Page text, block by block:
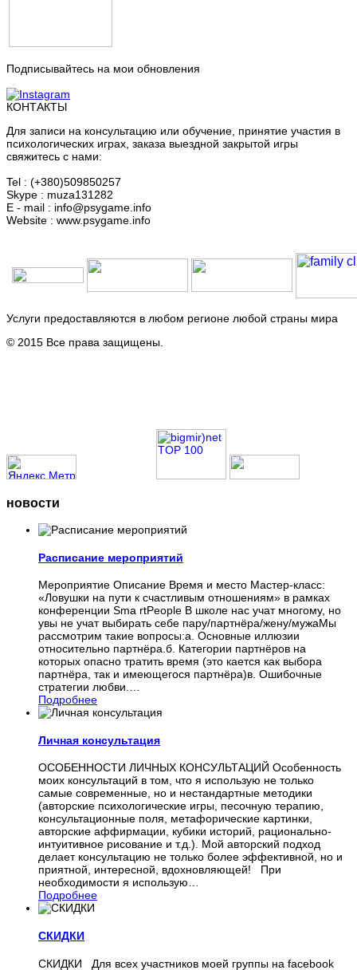
Подписывайтесь на мои обновления
КОНТАКТЫ
Для записи на консультацию или обучение, принятие участия в
психологических играх, заказа выездной закрытой игры
свяжитесь с нами:
Tel : (+380)509850257
Skype : muza131282
E - mail : info@psygame.info
Website : www.psygame.info
Услуги предоставляются в любом регионе любой страны мира
© 2015 Все права защищены.
новости
Расписание мероприятий
Мероприятие Описание Время и место Мастер-класс:
«Ловушки на пути к счастливым отношениям» в рамках
конференции Sma rtPeople В школе нас учат многому, но
увы не учат выбирать себе пару/партнёра/жену/мужаМы
рассмотрим такие вопросы:а. Основные иллюзии
относительно партнёра.б. Категории партнёров на
которых опасно тратить время (это кается как выбора
партнёра, так и имеющегося партнёра)в. Ошибочные
стратегии любви.…
Подробнее
Личная консультация
ОСОБЕННОСТИ ЛИЧНЫХ КОНСУЛЬТАЦИЙ Особенность
моих консультаций в том, что я использую не только
самые современные, но и нестандартные методики
(авторские психологические игры, песочную терапию,
консультационные поля, метафорические картинки,
авторские аффирмации, кубики историй, рационально-
интуитивное рисование и т.д.). Мой авторский подход
делает консультацию не только более эффективной, но и
приятной, интересной, вдохновляющей! При
необходимости я использую…
Подробнее
СКИДКИ
СКИДКИ Для всех участников моей группы на facebook